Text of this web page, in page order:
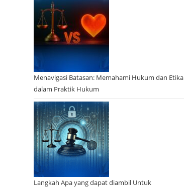
Menavigasi Batasan: Memahami Hukum dan Etika
dalam Praktik Hukum
Langkah Apa yang dapat diambil Untuk